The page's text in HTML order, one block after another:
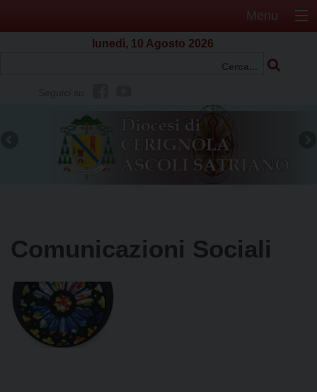
Menu
lunedì, 10 Agosto 2026
Comunicazioni Sociali